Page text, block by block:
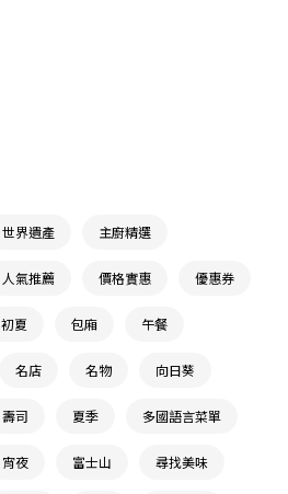
世界遺產 主廚精選
人氣推薦 價格實惠 優惠券
初夏 包廂 午餐
名店 名物 向日葵
壽司 夏季 多國語言菜單
宵夜 富士山 尋找美味